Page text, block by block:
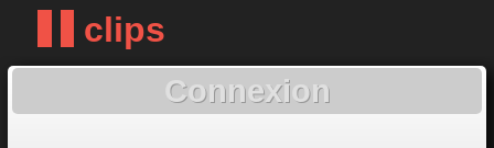
clips
Connexion